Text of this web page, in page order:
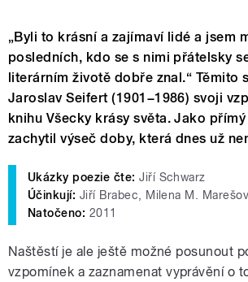
„Byli to krásní a zajímaví lidé a jsem
posledních, kdo se s nimi přátelsky
literárním životě dobře znal.“ Těmito
Jaroslav Seifert (1901−1986) svoji
knihu Všecky krásy světa. Jako
zachytil výseč doby, která dnes už
Ukázky poezie čte: Jiří Schwarz
Účinkují: Jiří Brabec, Milena M.
Natočeno: 2011
Naštěstí je ale ještě možné posunout
vzpomínek a zaznamenat vyprávění o